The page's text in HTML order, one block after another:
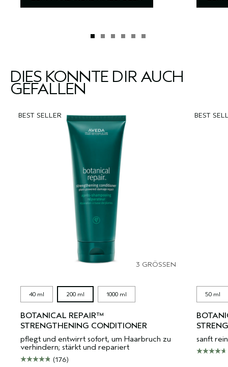
DIES KÖNNTE DIR AUCH
GEFALLEN
BEST SELLER
3 GRÖSSEN
40 ml 200 ml 1000 ml
BOTANICAL REPAIR™
STRENGTHENING CONDITIONER
pflegt und entwirrt sofort, um Haarbruch zu
verhindern; stärkt und repariert
(176)
BEST
50 ml
sanft